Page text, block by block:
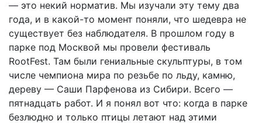
— это некий норматив. Мы изучали эту тему два
года, и в какой-то момент поняли, что шедевра не
существует без наблюдателя. В прошлом году в
парке под Москвой мы провели фестиваль
RootFest. Там были гениальные скульптуры, в том
числе чемпиона мира по резьбе по льду, камню,
дереву — Саши Парфенова из Сибири. Всего —
пятнадцать работ. И я понял вот что: когда в парке
безлюдно и только птицы летают над этими